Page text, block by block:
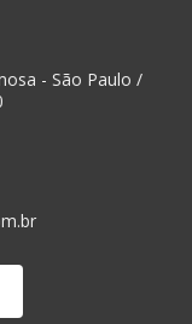
- São Paulo /